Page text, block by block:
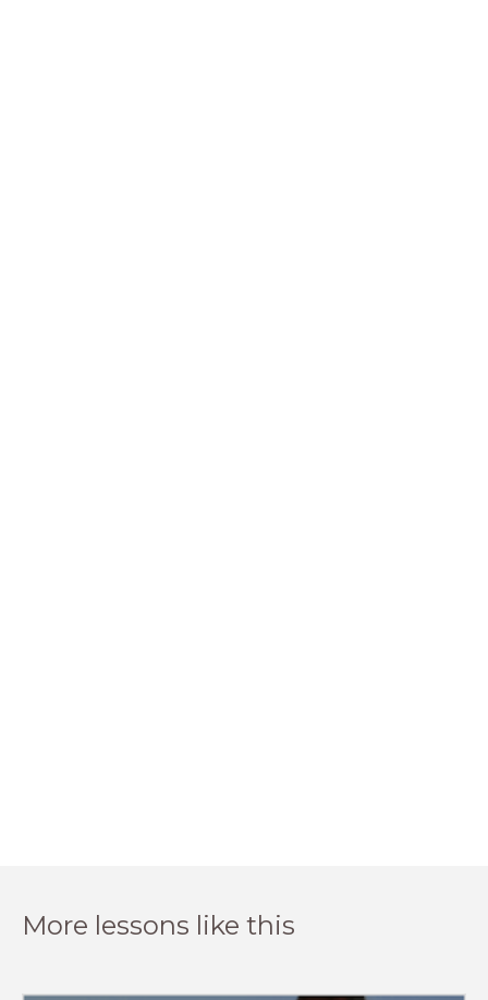
More lessons like this